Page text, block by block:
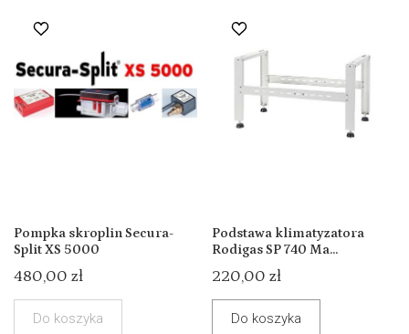
Pompka skroplin Secura-
Split XS 5000
480,00 zł
Do koszyka
Podstawa klimatyzatora
Rodigas SP 740 Ma...
220,00 zł
Do koszyka